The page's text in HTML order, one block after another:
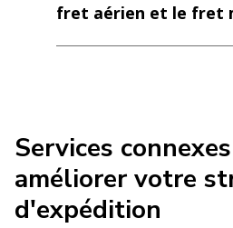
fret aérien et le fret
Services
améliorer votre
d'expédition